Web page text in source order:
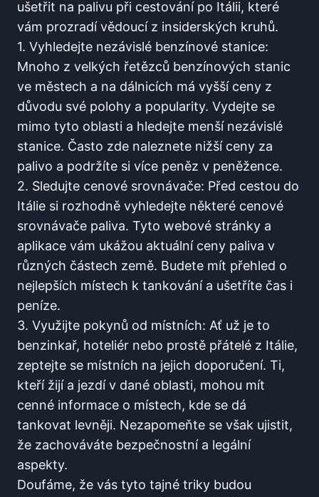
ušetřit na palivu‍ při cestování po Itálii, které
vám prozradí vědoucí z insiderských kruhů.
1. Vyhledejte nezávislé benzínové⁤ stanice:
Mnoho z velkých řetězců benzínových stanic⁤
ve městech ⁤a‌ na dálnicích má vyšší ceny z
důvodu ⁣své ​polohy ‌a popularity.⁤ Vydejte se
mimo tyto oblasti a hledejte ‌menší nezávislé
stanice. Často zde naleznete nižší ceny za
palivo a podržíte si více peněz v peněžence.
2.‍ Sledujte cenové srovnávače: Před cestou do
Itálie si rozhodně vyhledejte některé cenové
srovnávače paliva. ‌Tyto webové ⁤stránky a
aplikace⁤ vám⁤ ukážou aktuální ‍ceny paliva v
různých částech země. Budete mít přehled o
nejlepších místech k⁣ tankování a ušetříte čas i​
peníze.
3. Využijte pokynů od místních: Ať už je to
benzinkař, hoteliér nebo prostě přátelé z ⁢Itálie,
zeptejte se místních na jejich doporučení. ⁣Ti,
kteří žijí a jezdí⁢ v dané oblasti, mohou mít
⁢cenné ⁣informace o ​místech,​ kde se dá
tankovat levněji. Nezapomeňte se však ujistit,
‌že zachováváte bezpečnostní⁣ a legální‌
aspekty.
Doufáme, že vás tyto tajné triky budou